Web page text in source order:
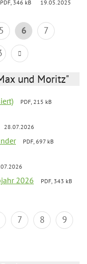
PDF, 346 kB 19.05.2025
5 6
7
und Moritz"
PDF, 215 kB
28.07.2026
PDF, 697 kB
2026
PDF, 343 kB
7 8
9